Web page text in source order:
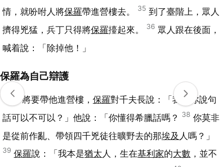
情，就吩咐人將保羅帶進營樓去。 35 到了臺階上，眾人
擠得兇猛，兵丁只得將保羅擡起來。 36 眾人跟在後面，
喊着說：「除掉他！」
保羅為自己辯護
37 將要帶他進營樓， 保羅對千夫長說：「我對你說句
話可以不可以？」他說：「你懂得希臘話嗎？
38 你莫非
是從前作亂、帶領四千兇徒往曠野去的那埃及 人嗎？」
39 保羅說：「我本是猶太 人，生在基利家的大數 ，並不